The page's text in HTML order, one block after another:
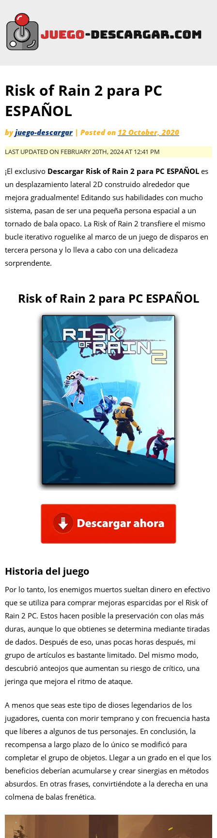
Risk of Rain 2 para PC
ESPAÑOL
byjuego-descargar | Posted on 12 October, 2020
LAST UPDATED ON FEBRUARY 20TH, 2024 AT 12:41 PM
¡El exclusivo Descargar Risk of Rain 2 para PC ESPAÑOL es
un desplazamiento lateral 2D construido alrededor que
mejora gradualmente! Editando sus habilidades con mucho
sistema, pasan de ser una pequeña persona espacial a un
tornado de bala opaco. La Risk of Rain 2 transfiere el mismo
bucle iterativo roguelike al marco de un juego de disparos en
tercera persona y lo lleva a cabo con una delicadeza
sorprendente.
Risk of Rain 2 para PC ESPAÑOL
Historia del juego
Por lo tanto, los enemigos muertos sueltan dinero en efectivo
que se utiliza para comprar mejoras esparcidas por el Risk of
Rain 2 PC. Estos hacen posible la preservación con olas más
duras, aunque lo que obtienes se determina mediante tiradas
de dados. Después de eso, unas pocas horas después, mi
grupo de artículos es bastante limitado. Del mismo modo,
descubrió anteojos que aumentan su riesgo de crítico, una
jeringa que mejora el ritmo de ataque.
A menos que seas este tipo de dioses legendarios de los
jugadores, cuenta con morir temprano y con frecuencia hasta
que liberes a algunos de tus personajes. En conclusión, la
recompensa a largo plazo de lo único se modificó para
completar el grupo de objetos. Llegar a un grado en el que los
beneficios deberían acumularse y crear sinergias en métodos
absurdos. En otras frases, convirtiéndote a la derecha en una
colmena de balas frenética.